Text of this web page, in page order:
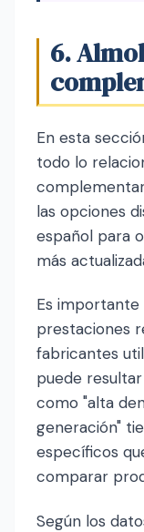
6.
En esta
todo lo
las opciones
español para
más
Es importante
prestaciones
fabricantes
puede
como "alta
generación"
específicos
comparar
Según los